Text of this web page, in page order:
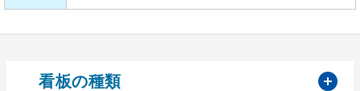
看板の種類